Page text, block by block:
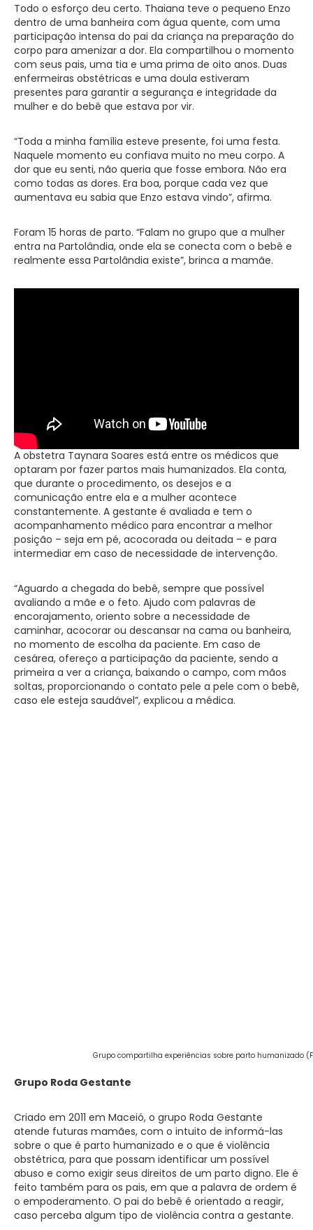
Todo o esforço deu certo. Thaiana teve o pequeno Enzo
dentro de uma banheira com água quente, com uma
participação intensa do pai da criança na preparação do
corpo para amenizar a dor. Ela compartilhou o momento
com seus pais, uma tia e uma prima de oito anos. Duas
enfermeiras obstétricas e uma doula estiveram
presentes para garantir a segurança e integridade da
mulher e do bebê que estava por vir.
“Toda a minha família esteve presente, foi uma festa.
Naquele momento eu confiava muito no meu corpo. A
dor que eu senti, não queria que fosse embora. Não era
como todas as dores. Era boa, porque cada vez que
aumentava eu sabia que Enzo estava vindo”, afirma.
Foram 15 horas de parto. “Falam no grupo que a mulher
entra na Partolândia, onde ela se conecta com o bebê e
realmente essa Partolândia existe”, brinca a mamãe.
A obstetra Taynara Soares está entre os médicos que
optaram por fazer partos mais humanizados. Ela conta,
que durante o procedimento, os desejos e a
comunicação entre ela e a mulher acontece
constantemente. A gestante é avaliada e tem o
acompanhamento médico para encontrar a melhor
posição – seja em pé, acocorada ou deitada – e para
intermediar em caso de necessidade de intervenção.
“Aguardo a chegada do bebê, sempre que possível
avaliando a mãe e o feto. Ajudo com palavras de
encorajamento, oriento sobre a necessidade de
caminhar, acocorar ou descansar na cama ou banheira,
no momento de escolha da paciente. Em caso de
cesárea, ofereço a participação da paciente, sendo a
primeira a ver a criança, baixando o campo, com mãos
soltas, proporcionando o contato pele a pele com o bebê,
caso ele esteja saudável”, explicou a médica.
Grupo compartilha experiências sobre parto humanizado
Grupo Roda Gestante
Criado em 2011 em Maceió, o grupo Roda Gestante
atende futuras mamães, com o intuito de informá-las
sobre o que é parto humanizado e o que é violência
obstétrica, para que possam identificar um possível
abuso e como exigir seus direitos de um parto digno. Ele é
feito também para os pais, em que a palavra de ordem é
o empoderamento. O pai do bebê é orientado a reagir,
caso perceba algum tipo de violência contra a gestante.